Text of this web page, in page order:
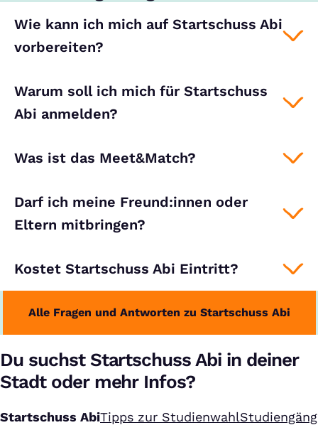
Wie kann ich mich auf Startschuss Abi
vorbereiten?
Warum soll ich mich für Startschuss
Abi anmelden?
Was ist das Meet&Match?
Darf ich meine Freund:innen oder
Eltern mitbringen?
Kostet Startschuss Abi Eintritt?
Alle Fragen und Antworten zu Startschuss Abi
Du suchst Startschuss Abi in deiner
Stadt oder mehr Infos?
Startschuss AbiTipps zur Studienwahl